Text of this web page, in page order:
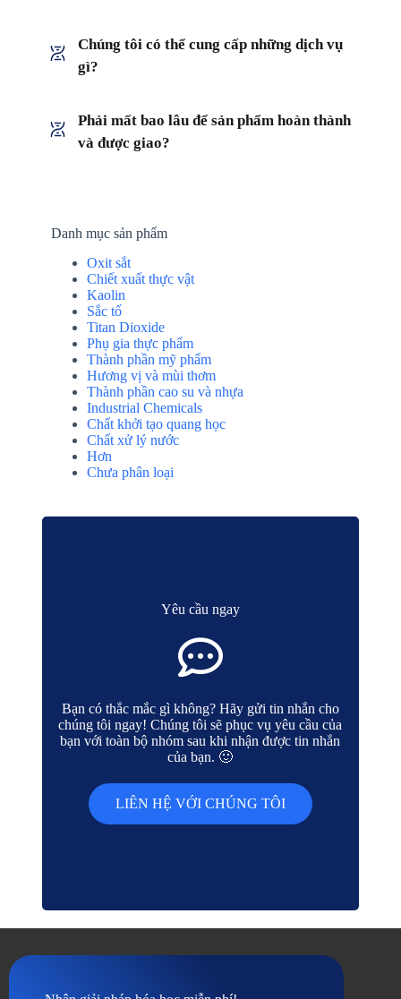
Chúng tôi có thể cung cấp những dịch vụ
gì?
Phải mất bao lâu để sản phẩm hoàn thành
và được giao?
Danh mục sản phẩm
Oxit sắt
Chiết xuất thực vật
Kaolin
Sắc tố
Titan Dioxide
Phụ gia thực phẩm
Thành phần mỹ phẩm
Hương vị và mùi thơm
Thành phần cao su và nhựa
Industrial Chemicals
Chất khởi tạo quang học
Chất xử lý nước
Hơn
Chưa phân loại
Yêu cầu ngay
Bạn có thắc mắc gì không? Hãy gửi tin nhắn cho
chúng tôi ngay! Chúng tôi sẽ phục vụ yêu cầu của
bạn với toàn bộ nhóm sau khi nhận được tin nhắn
của bạn. 🙂
LIÊN HỆ VỚI CHÚNG TÔI